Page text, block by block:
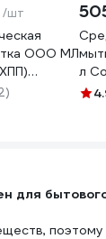
/шт
ООО МЛ
см, серая,
л
для
поэтому